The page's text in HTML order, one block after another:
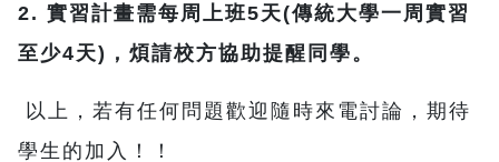
2. 實習計畫需每周上班5天(傳統大學一周實習
至少4天)，煩請校方協助提醒同學。
以上，若有任何問題歡迎隨時來電討論，期待
學生的加入！！